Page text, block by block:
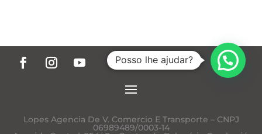
Lopes Agencia De V. Comercio E Transporte – CNPJ
06989489/0003-14
Posso lhe ajudar?